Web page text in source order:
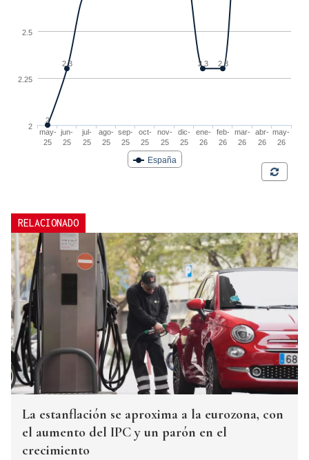
RELACIONADO
La estanflación se aproxima a la eurozona, con
el aumento del IPC y un parón en el
crecimiento